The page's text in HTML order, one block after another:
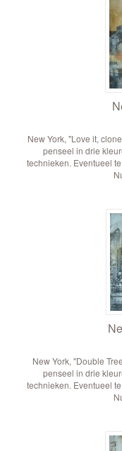
New York, "Love it,
penseel in drie
technieken. Eventueel
New York, "Double
penseel in drie
technieken. Eventueel